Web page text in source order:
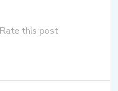
Rate this post